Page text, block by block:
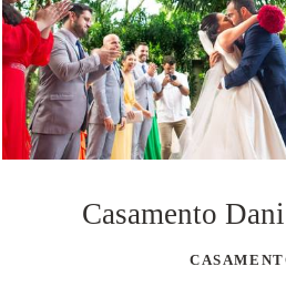
Casamento